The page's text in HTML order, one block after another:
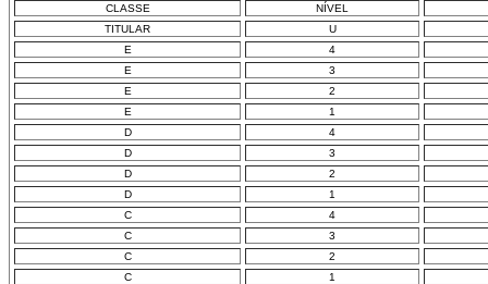
CLASSE
NÍVEL
TITULAR
U
E
4
E
3
E
2
E
1
D
4
D
3
D
2
D
1
C
4
C
3
C
2
C
1